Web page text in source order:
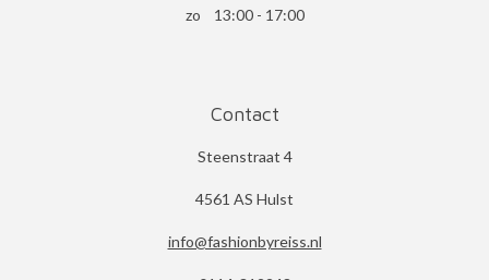
zo 13:00 - 17:00
Contact
Steenstraat 4
4561 AS Hulst
info@fashionbyreiss.nl